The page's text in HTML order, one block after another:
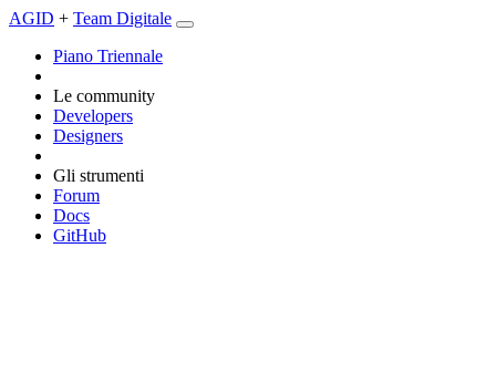
AGID + Team Digitale
Piano Triennale
Le community
Developers
Designers
Gli strumenti
Forum
Docs
GitHub